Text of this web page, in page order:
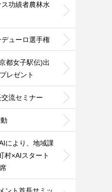
功績者農林水
ューロ選手権
都女子駅伝)出
レゼント
流セミナー
により、地域課
村×AIスタート